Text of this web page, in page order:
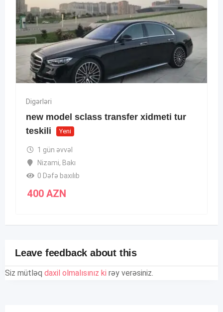
Digərləri
new model sclass transfer xidmeti tur
teskili
Yeni
1 gün əvvəl
Nizami, Bakı
0 Dəfə baxılıb
400 AZN
Leave feedback about this
Siz mütləq daxil olmalısınız ki rəy verəsiniz.